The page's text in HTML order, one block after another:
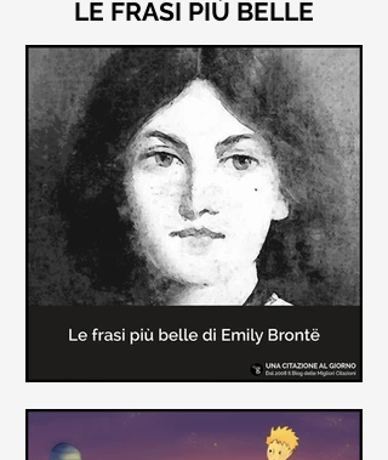
LE FRASI PIÙ BELLE
Le frasi più belle di "Cime
Tempestose" di Emily Brontë